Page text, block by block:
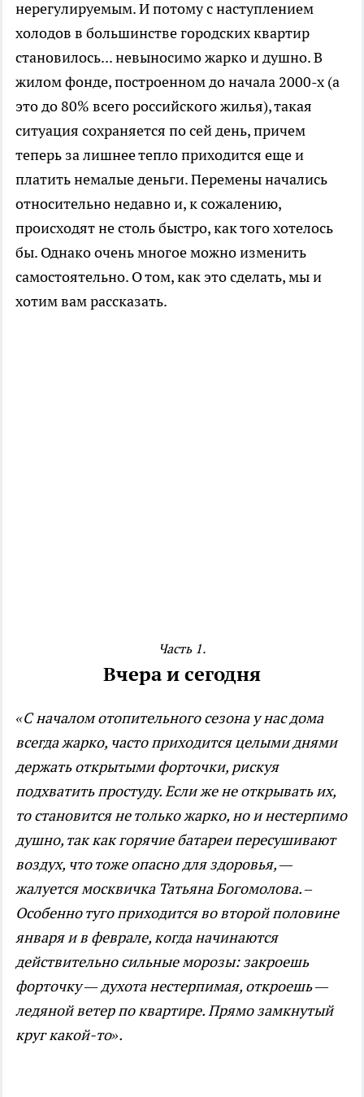
нерегулируемым. И потому с наступлением
холодов в большинстве городских квартир
становилось... невыносимо жарко и душно. В
жилом фонде, построенном до начала 2000-х (а
это до 80% всего российского жилья), такая
ситуация сохраняется по сей день, причем
теперь за лишнее тепло приходится еще и
платить немалые деньги. Перемены начались
относительно недавно и, к сожалению,
происходят не столь быстро, как того хотелось
бы. Однако очень многое можно изменить
самостоятельно. О том, как это сделать, мы и
хотим вам рассказать.
Часть 1.
Вчера и сегодня
«С началом отопительного сезона у нас дома
всегда жарко, часто приходится целыми днями
держать открытыми форточки, рискуя
подхватить простуду. Если же не открывать их,
то становится не только жарко, но и нестерпимо
душно, так как горячие батареи пересушивают
воздух, что тоже опасно для здоровья, —
жалуется москвичка Татьяна Богомолова. –
Особенно туго приходится во второй половине
января и в феврале, когда начинаются
действительно сильные морозы: закроешь
форточку — духота нестерпимая, откроешь —
ледяной ветер по квартире. Прямо замкнутый
круг какой-то».